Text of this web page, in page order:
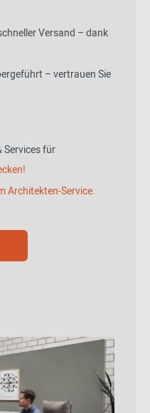
Versand – dank
– vertrauen Sie
Services für
Architekten-Service.